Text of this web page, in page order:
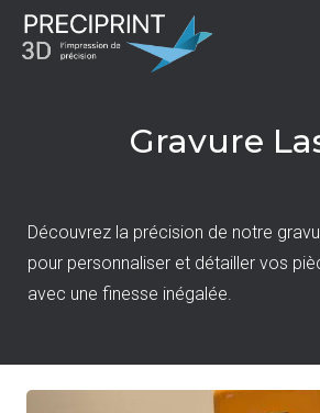
Gravure
Découvrez la précision de notre
pour personnaliser et détailler vos
avec une finesse inégalée.